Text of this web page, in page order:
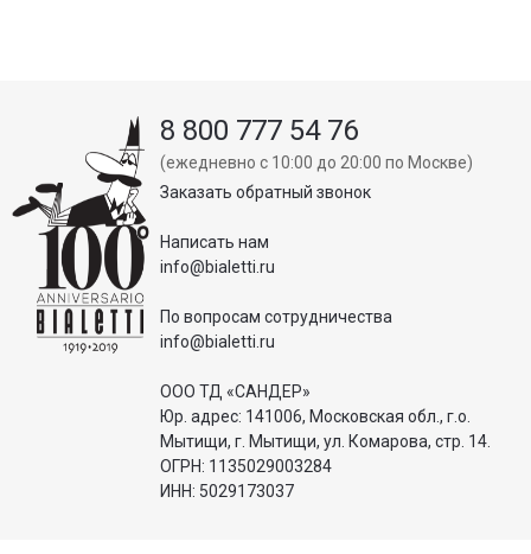
8 800 777 54 76
(ежедневно с 10:00 до 20:00 по Москве)
Заказать обратный звонок
Написать нам
info@bialetti.ru
По вопросам сотрудничества
info@bialetti.ru
ООО ТД «САНДЕР»
Юр. адрес: 141006, Московская обл., г.о.
Мытищи, г. Мытищи, ул. Комарова, стр. 14.
ОГРН: 1135029003284
ИНН: 5029173037